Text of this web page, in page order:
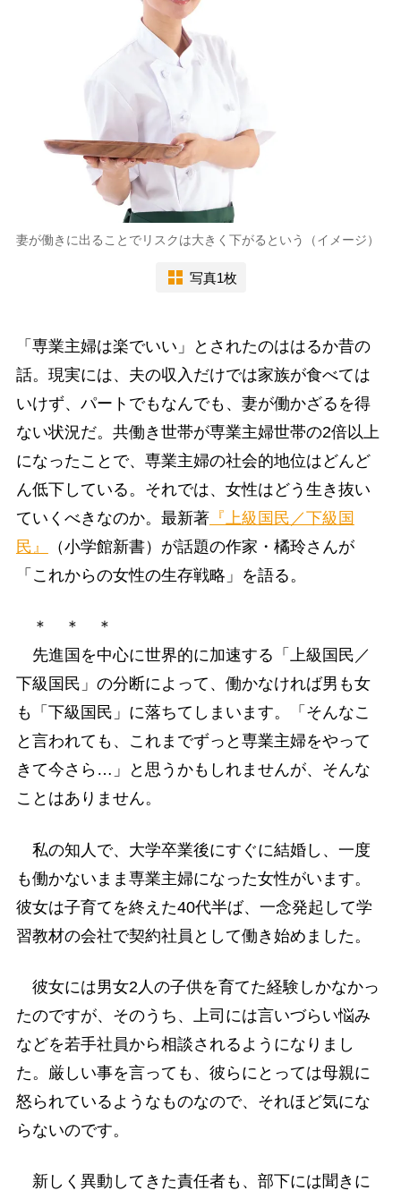
妻が働きに出ることでリスクは大きく下がるという（イメージ）
写真1枚
「専業主婦は楽でいい」とされたのははるか昔の
話。現実には、夫の収入だけでは家族が食べては
いけず、パートでもなんでも、妻が働かざるを得
ない状況だ。共働き世帯が専業主婦世帯の2倍以上
になったことで、専業主婦の社会的地位はどんど
ん低下している。それでは、女性はどう生き抜い
ていくべきなのか。最新著『上級国民／下級国
民』
（小学館新書）が話題の作家・橘玲さんが
「これからの女性の生存戦略」を語る。
＊ ＊ ＊
先進国を中心に世界的に加速する「上級国民／
下級国民」の分断によって、働かなければ男も女
も「下級国民」に落ちてしまいます。「そんなこ
と言われても、これまでずっと専業主婦をやって
きて今さら…」と思うかもしれませんが、そんな
ことはありません。
私の知人で、大学卒業後にすぐに結婚し、一度
も働かないまま専業主婦になった女性がいます。
彼女は子育てを終えた40代半ば、一念発起して学
習教材の会社で契約社員として働き始めました。
彼女には男女2人の子供を育てた経験しかなかっ
たのですが、そのうち、上司には言いづらい悩み
などを若手社員から相談されるようになりまし
た。厳しい事を言っても、彼らにとっては母親に
怒られているようなものなので、それほど気にな
らないのです。
新しく異動してきた責任者も、部下には聞きに